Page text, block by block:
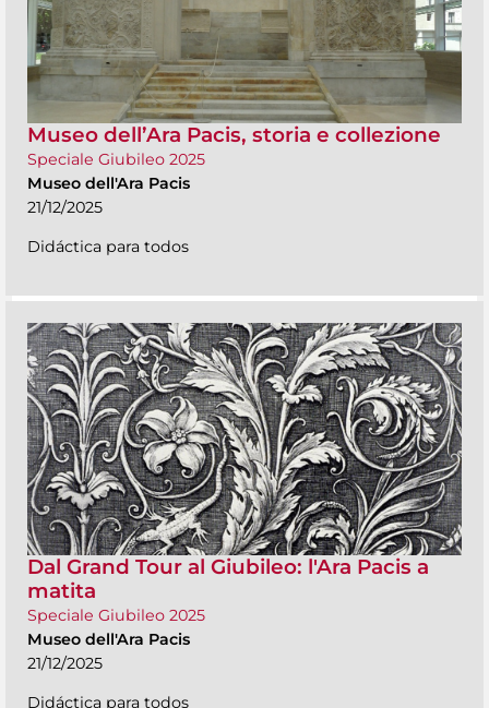
Museo dell’Ara Pacis, storia e collezione
Speciale Giubileo 2025
Museo dell'Ara Pacis
21/12/2025
Didáctica para todos
Dal Grand Tour al Giubileo: l'Ara Pacis a
matita
Speciale Giubileo 2025
Museo dell'Ara Pacis
21/12/2025
Didáctica para todos